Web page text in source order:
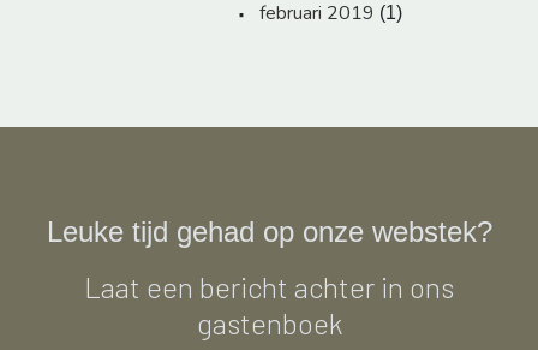
februari 2019 (1)
Leuke tijd gehad op onze webstek?
Laat een bericht achter in ons
gastenboek